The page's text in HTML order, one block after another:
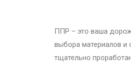
ППР – это ваша
выбора материалов и
тщательно